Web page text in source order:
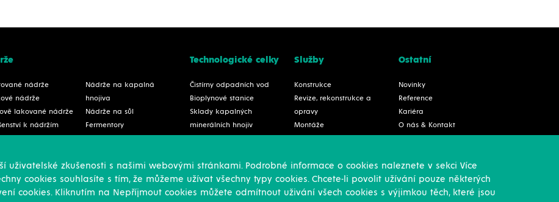
nádrže
nádrže
lakované nádrže
k nádržím
na pitnou vodu
Nádrže na kapalná
hnojiva
Nádrže na sůl
Fermentory
Plynojemy
Technologické celky
Čistírny odpadních vod
Bioplynové stanice
Sklady kapalných
minerálních hnojiv
Městské čistírny
odpadních vod
Služby
Konstrukce
Revize, rekonstrukce a
opravy
Montáže
Výroba přesných výpalků
na laseru
Ostatní
Novinky
Reference
Kariéra
O nás & Kontakt
Ke stažení/Certifikáty
uživatelské zkušenosti s našimi webovými stránkami. Podrobné informace o cookies naleznete v sekci Více
cookies souhlasíte s tím, že můžeme užívat všechny typy cookies. Chcete-li povolit užívání pouze některých
cookies. Kliknutím na Nepříjmout cookies můžete odmítnout uživání všech cookies s výjimkou těch, které jsou